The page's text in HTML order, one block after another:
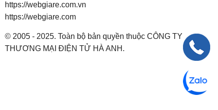
https://webgiare.com.vn
https://webgiare.com
© 2005 - 2025. Toàn bộ bản quyền thuộc CÔNG TY
THƯƠNG MẠI ĐIỆN TỬ HÀ ANH.